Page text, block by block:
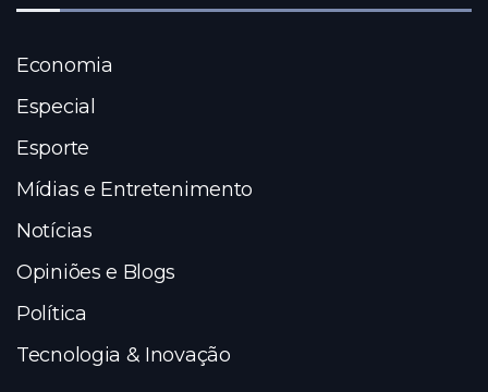
Economia
Especial
Esporte
Mídias e Entretenimento
Notícias
Opiniões e Blogs
Política
Tecnologia & Inovação